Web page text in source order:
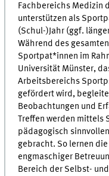
Fachbereichs Medizin
unterstützen als
(Schul-)Jahr (ggf.
Während des
Sportpat*innen im
Universität Münster,
Arbeitsbereichs
gefördert wird,
Beobachtungen und
Treffen werden mittels
pädagogisch
gebracht. So lernen
engmaschiger
Bereich der Selbst-